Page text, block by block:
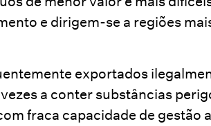
e dirigem-se a regiões
exportados
a conter substâncias
fraca capacidade de gestão